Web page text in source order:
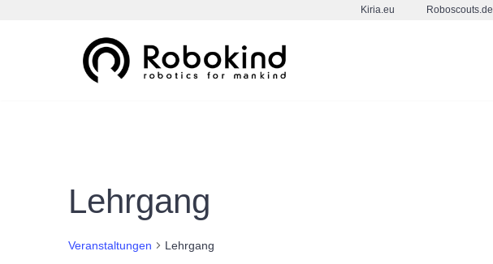
Kiria.eu Roboscouts.de
Lehrgang
Veranstaltungen Lehrgang